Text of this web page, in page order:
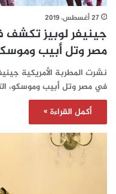
27 أغسطس، 2019
جينيفر لوبيز تكشف
مصر وتل أبيب
نشرت المطربة الأمريكية
في مصر وتل أبيب وموسكو،
أكمل القراءة »